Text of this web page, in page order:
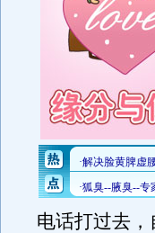
电话打过去，